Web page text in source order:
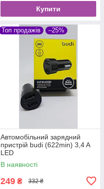
Купити
Топ продажів –25%
Автомобільний зарядний
пристрій budi (622min) 3,4 A
LED
В наявності
249 ₴ 332 ₴